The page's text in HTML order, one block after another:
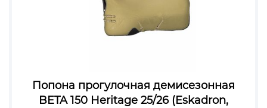
Попона прогулочная демисезонная
BETA 150 Heritage 25/26 (Eskadron,